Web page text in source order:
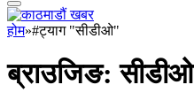
होम»#ट्याग "सीडीओ"
ब्राउजिङ:सीडीओ